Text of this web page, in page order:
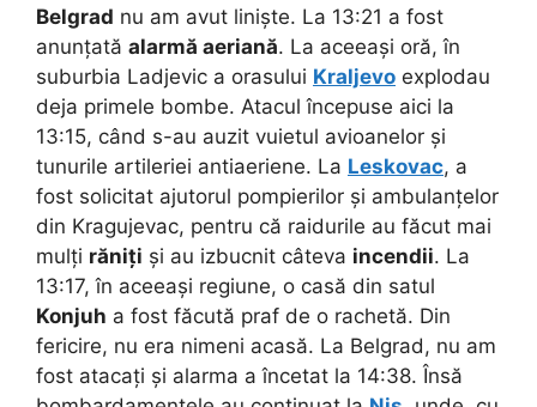
Belgrad nu am avut liniște. La 13:21 a fost
anunțată alarmă aeriană. La aceeași oră, în
suburbia Ladjevic a orasului Kraljevo explodau
deja primele bombe. Atacul începuse aici la
13:15, când s-au auzit vuietul avioanelor și
tunurile artileriei antiaeriene. La Leskovac, a
fost solicitat ajutorul pompierilor și ambulanțelor
din Kragujevac, pentru că raidurile au făcut mai
mulți răniți și au izbucnit câteva incendii. La
13:17, în aceeași regiune, o casă din satul
Konjuh a fost făcută praf de o rachetă. Din
fericire, nu era nimeni acasă. La Belgrad, nu am
fost atacați și alarma a încetat la 14:38. Însă